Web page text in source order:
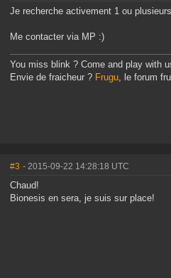
Je recherche activement 1 ou
Me contacter via MP :)
You miss blink ? Come and play with
Envie de fraicheur ? Frugu, le forum
#3 - 2015-09-22 14:28:18 UTC
Chaud!
Bionesis en sera, je suis sur place!